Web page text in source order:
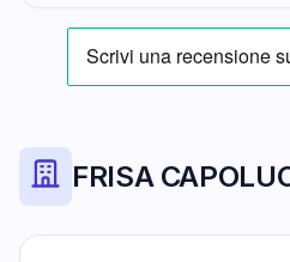
FRISA